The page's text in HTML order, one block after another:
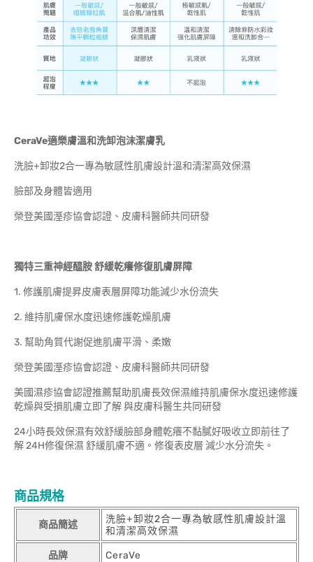
CeraVe適樂膚溫和洗卸泡沫潔膚乳
洗臉+卸妝2合一專為敏感性肌膚設計溫和清潔高效保濕
臉部及身體皆適用
榮登美國溼疹協會認證、皮膚科醫師共同研發
獨特三重神經醯胺 舒緩乾癢修復肌膚屏障
1. 修護肌膚提昇皮膚表層屏障功能減少水份流失
2. 維持肌膚保水度迅速修護乾燥肌膚
3. 幫助角質代謝促進肌膚平滑、柔嫩
榮登美國溼疹協會認證、皮膚科醫師共同研發
美國濕疹協會認證推薦幫助肌膚長效保濕維持肌膚保水度迅速修護
乾燥與受損肌膚立即了解 與皮膚科醫生共同研發
24小時長效保濕有效舒緩臉部身體乾癢不黏膩好吸收立即前往了
解 24H修復保濕 舒緩肌膚不適。修復表皮層 減少水分流失。
商品規格
商品簡述
洗臉+卸妝2合一專為敏感性肌膚設計溫
和清潔高效保濕
品牌 CeraVe